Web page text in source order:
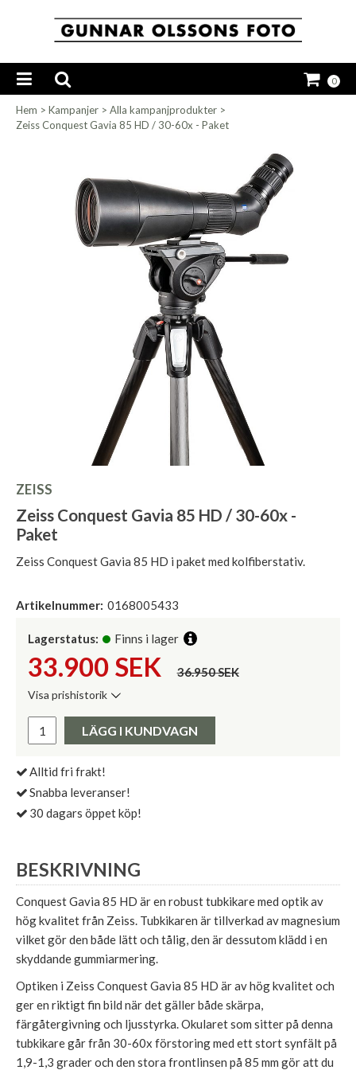
0
Hem > Kampanjer > Alla kampanjprodukter >
Zeiss Conquest Gavia 85 HD / 30-60x - Paket
ZEISS
Zeiss Conquest Gavia 85 HD / 30-60x -
Paket
Zeiss Conquest Gavia 85 HD i paket med kolfiberstativ.
Artikelnummer: 0168005433
Lagerstatus: Finns i lager
33.900 SEK 36.950 SEK
Visa prishistorik
Pris:
LÄGG I KUNDVAGN
Alltid fri frakt!
Snabba leveranser!
30 dagars öppet köp!
BESKRIVNING
Conquest Gavia 85 HD är en robust tubkikare med optik av
hög kvalitet från Zeiss. Tubkikaren är tillverkad av magnesium
vilket gör den både lätt och tålig, den är dessutom klädd i en
skyddande gummiarmering.
Optiken i Zeiss Conquest Gavia 85 HD är av hög kvalitet och
ger en riktigt fin bild när det gäller både skärpa,
färgåtergivning och ljusstyrka. Okularet som sitter på denna
tubkikare går från 30-60x förstoring med ett stort synfält på
1,9-1,3 grader och den stora frontlinsen på 85 mm gör att du